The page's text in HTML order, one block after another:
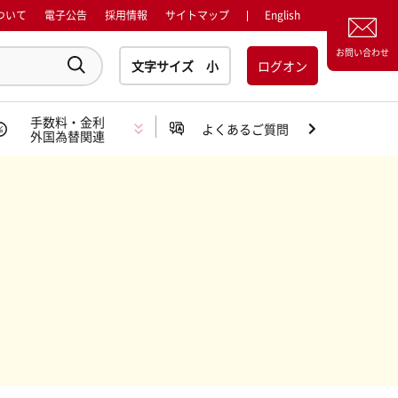
English
お問い合わせ
ログオン
手数料・金利
外国為替関連
よくあるご質問
いて 電子公告 採用情報 サイトマップ